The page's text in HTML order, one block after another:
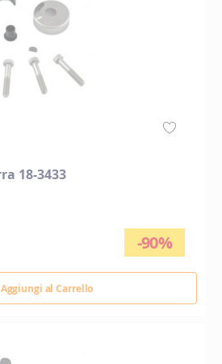
18-3433
-90%
Aggiungi al Carrello